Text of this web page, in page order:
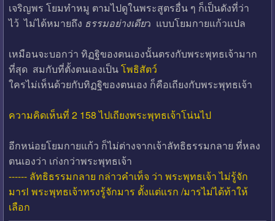
เจริญพร โยมทำหมู ตามไปดูในพระสูตรอื่น ๆ ก็เป็นดังที่ว่า
ไว้ ไม่ได้หมายถึง ธรรมอย่างเดียว แบบโยมกายแก้วแปล
เหมือนจะบอกว่า ทิฏฐิของตนเองนั้นตรงกับพระพุทธเจ้ามาก
ที่สุด สมกับที่ตั้งตนเองเป็นโพธิสัตว์
ใครไม่เห็นด้วยกับทิฏฐิของตนเอง ก็คือเถียงกับพระพุทธเจ้า
ความคิดเห็นที่ 2 158 ไปเถียงพระพุทธเจ้าโน่นไป
อีกหน่อยโยมกายแก้ว ก็ไม่ต่างจากเจ้าลัทธิธรรมกลาย ที่หลง
ตนเองว่า เก่งกว่าพระพุทธเจ้า
------ ลัทธิธรรมกลาย กล่าวคำเท็จ ว่า พระพุทธเจ้า ไม่รู้จัก
มารl พระพุทธเจ้าทรงรู้จักมาร ตั้งแต่แรก /มารไม่ได้ท้าให้
เลือก